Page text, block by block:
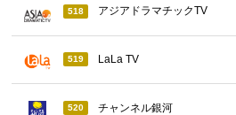
518 アジアドラマチックTV
519 LaLa TV
520 チャンネル銀河